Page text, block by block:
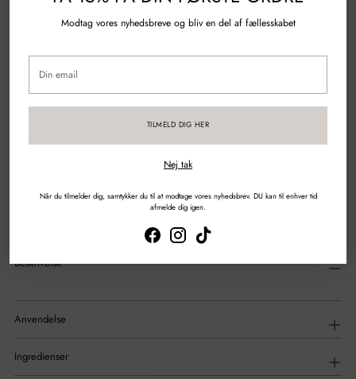
Modtag vores nyhedsbreve og bliv en del af fællesskabet
email
TILMELD DIG HER
Nej tak
Når du tilmelder dig, samtykker du til at modtage vores nyhedsbrev. DU kan til enhver tid
afmelde dig igen.
100% Genanvendt plastik
Gratis fragt over 500 kr.
Sikker betaling med kort & mobilepay
DEL
din
indkøbskurv
Beskrivelse
Anvendelse
Ingredienser